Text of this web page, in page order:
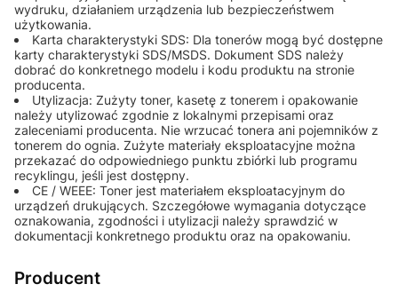
wydruku, działaniem urządzenia lub bezpieczeństwem
użytkowania.
Karta charakterystyki SDS: Dla tonerów mogą być dostępne
karty charakterystyki SDS/MSDS. Dokument SDS należy
dobrać do konkretnego modelu i kodu produktu na stronie
producenta.
Utylizacja: Zużyty toner, kasetę z tonerem i opakowanie
należy utylizować zgodnie z lokalnymi przepisami oraz
zaleceniami producenta. Nie wrzucać tonera ani pojemników z
tonerem do ognia. Zużyte materiały eksploatacyjne można
przekazać do odpowiedniego punktu zbiórki lub programu
recyklingu, jeśli jest dostępny.
CE / WEEE: Toner jest materiałem eksploatacyjnym do
urządzeń drukujących. Szczegółowe wymagania dotyczące
oznakowania, zgodności i utylizacji należy sprawdzić w
dokumentacji konkretnego produktu oraz na opakowaniu.
Producent